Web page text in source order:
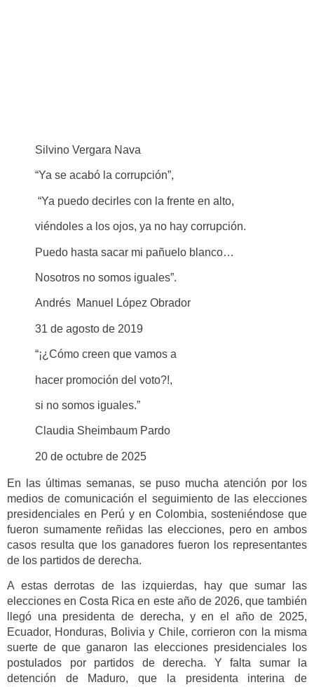
Silvino Vergara Nava
“Ya se acabó la corrupción”,
“Ya puedo decirles con la frente en alto,
viéndoles a los ojos, ya no hay corrupción.
Puedo hasta sacar mi pañuelo blanco…
Nosotros no somos iguales”.
Andrés Manuel López Obrador
31 de agosto de 2019
“¡¿Cómo creen que vamos a
hacer promoción del voto?!,
si no somos iguales.”
Claudia Sheimbaum Pardo
20 de octubre de 2025
En las últimas semanas, se puso mucha atención por los
medios de comunicación el seguimiento de las elecciones
presidenciales en Perú y en Colombia, sosteniéndose que
fueron sumamente reñidas las elecciones, pero en ambos
casos resulta que los ganadores fueron los representantes
de los partidos de derecha.
A estas derrotas de las izquierdas, hay que sumar las
elecciones en Costa Rica en este año de 2026, que también
llegó una presidenta de derecha, y en el año de 2025,
Ecuador, Honduras, Bolivia y Chile, corrieron con la misma
suerte de que ganaron las elecciones presidenciales los
postulados por partidos de derecha. Y falta sumar la
detención de Maduro, que la presidenta interina de